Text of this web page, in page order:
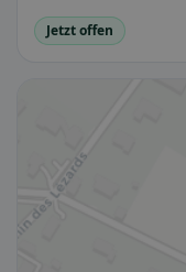
Jetzt offen